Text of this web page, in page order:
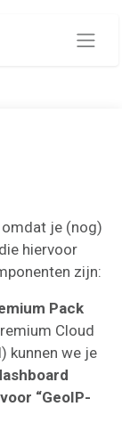
je (nog)
hiervoor
zijn:
Pack
Cloud
kunnen we je
“GeoIP-